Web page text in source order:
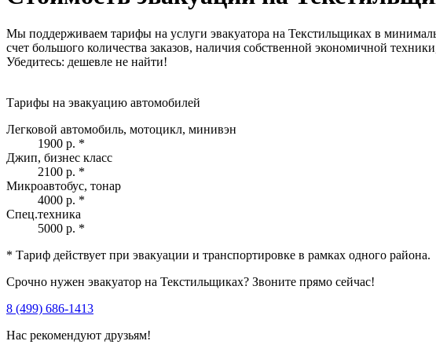
Мы поддерживаем тарифы на услуги эвакуатора на Текстильщиках в
счет большого количества заказов, наличия собственной экономичной
Убедитесь: дешевле не найти!
Тарифы на эвакуацию автомобилей
Легковой автомобиль, мотоцикл, минивэн
1900 р. *
Джип, бизнес класс
2100 р. *
Микроавтобус, тонар
4000 р. *
Спец.техника
5000 р. *
* Тариф действует при эвакуации и транспортировке в рамках одного района.
Срочно нужен эвакуатор на Текстильщиках? Звоните прямо сейчас!
8 (499) 686-1413
Нас рекомендуют друзьям!